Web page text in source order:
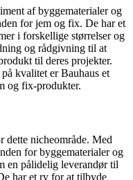
af byggematerialer og
for jem og fix. De har et
i forskellige størrelser og
og rådgivning til at
til deres projekter.
kvalitet er Bauhaus et
og fix-produkter.
dette nicheområde. Med
for byggematerialer og
en pålidelig leverandør til
har et ry for at tilbyde